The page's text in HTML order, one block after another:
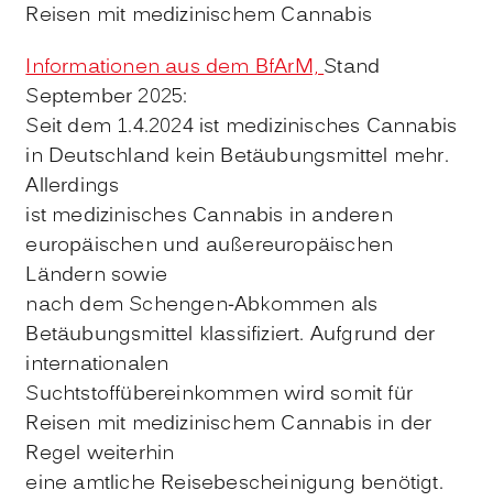
Rei­sen mit me­di­zi­ni­schem Can­na­bis
Informationen aus dem BfArM,Stand
September 2025:
Seit dem 1.4.2024 ist medizinisches Cannabis
in Deutschland kein Betäubungsmittel mehr.
Allerdings
ist medizinisches Cannabis in anderen
europäischen und außereuropäischen
Ländern sowie
nach dem Schengen-Abkommen als
Betäubungsmittel klassifiziert. Aufgrund der
internationalen
Suchtstoffübereinkommen wird somit für
Reisen mit medizinischem Cannabis in der
Regel weiterhin
eine amtliche Reisebescheinigung benötigt.